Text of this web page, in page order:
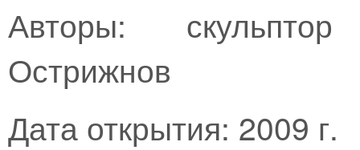
Авторы:
Острижнов
Дата открытия: 2009 г.